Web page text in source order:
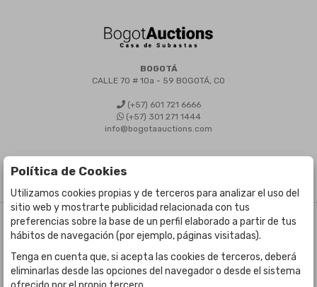
BOGOTÁ
CALLE 70 # 10a - 59 BOGOTÁ, CO
(+57) 601 721 6666
(+57) 301 271 1444
info@bogotaauctions.com
©Bogota Auctions- Todos los derechos reservados
Desarrollado por Labelgrup Networks.
Política de Cookies
Utilizamos cookies propias y de terceros para analizar el uso del
sitio web y mostrarte publicidad relacionada con tus
preferencias sobre la base de un perfil elaborado a partir de tus
hábitos de navegación (por ejemplo, páginas visitadas).
Tenga en cuenta que, si acepta las cookies de terceros, deberá
eliminarlas desde las opciones del navegador o desde el sistema